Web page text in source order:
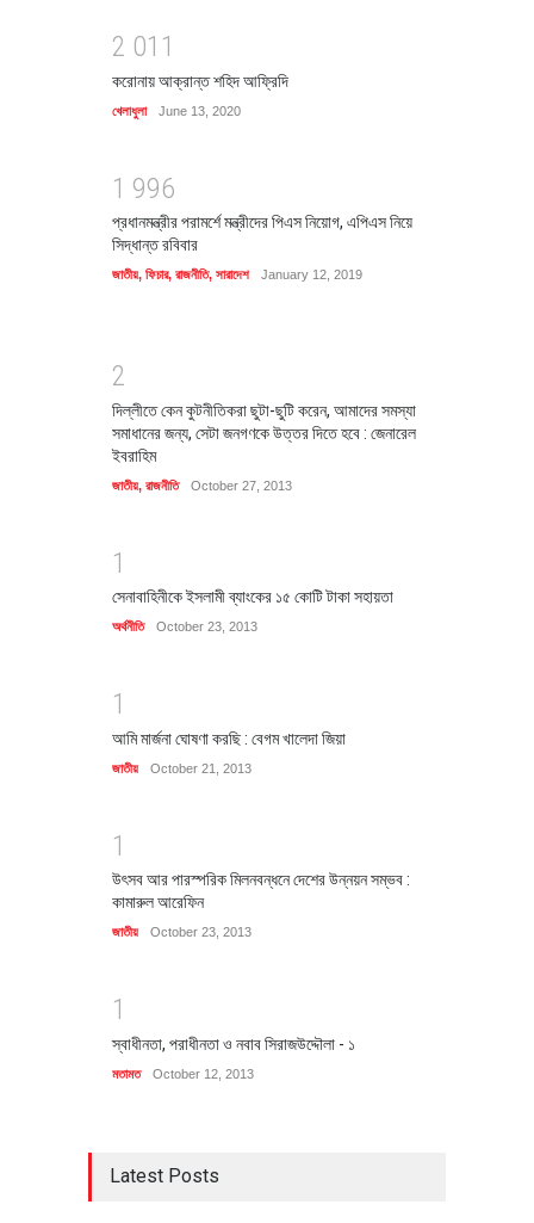
2 01 1
করোনায় আক্রান্ত শহিদ আফ্রিদি
খেলাধুলা June 13, 2020
1 996
প্রধানমন্ত্রীর পরামর্শে মন্ত্রীদের পিএস নিয়োগ, এপিএস নিয়ে
সিদ্ধান্ত রবিবার
জাতীয়, ফিচার, রাজনীতি, সারাদেশ January 12, 2019
2
দিল্লীতে কেন কুটনীতিকরা ছুটা-ছুটি করেন, আমাদের সমস্যা
সমাধানের জন্য, সেটা জনগণকে উত্তর দিতে হবে : জেনারেল
ইবরাহিম
জাতীয়, রাজনীতি October 27, 2013
1
সেনাবাহিনীকে ইসলামী ব্যাংকের ১৫ কোটি টাকা সহায়তা
অর্থনীতি October 23, 2013
1
আমি মার্জনা ঘোষণা করছি : বেগম খালেদা জিয়া
জাতীয় October 21, 2013
1
উৎসব আর পারস্পরিক মিলনবন্ধনে দেশের উন্নয়ন সম্ভব :
কামারুল আরেফিন
জাতীয় October 23, 2013
1
স্বাধীনতা, পরাধীনতা ও নবাব সিরাজউদ্দৌলা - ১
মতামত October 12, 2013
Latest Posts